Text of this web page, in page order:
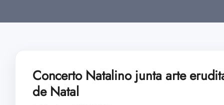
Concerto Natalino junta arte
de Natal